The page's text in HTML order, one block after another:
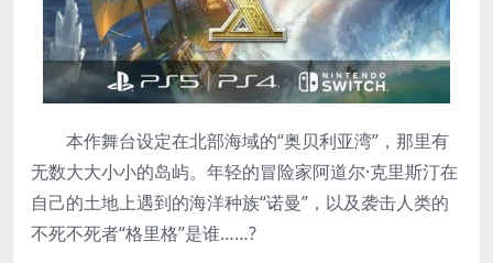
本作舞台设定在北部海域的“奥贝利亚湾”，那里有
无数大大小小的岛屿。年轻的冒险家阿道尔·克里斯汀在
自己的土地上遇到的海洋种族“诺曼”，以及袭击人类的
不死不死者“格里格”是谁……?